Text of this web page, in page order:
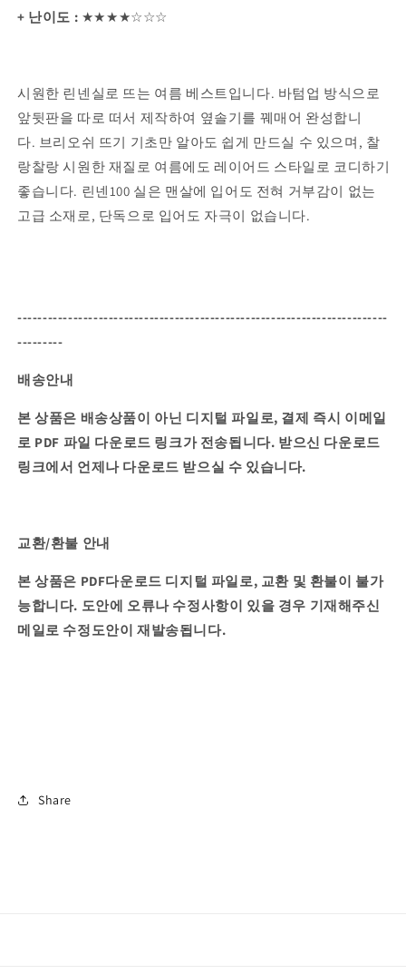
+ 난이도 : ★★★★☆☆☆
시원한 린넨실로 뜨는 여름 베스트입니다. 바텀업 방식으로
앞뒷판을 따로 떠서 제작하여 옆솔기를 꿰매어 완성합니
다. 브리오쉬 뜨기 기초만 알아도 쉽게 만드실 수 있으며, 찰
랑찰랑 시원한 재질로 여름에도 레이어드 스타일로 코디하기
좋습니다. 린넨100 실은 맨살에 입어도 전혀 거부감이 없는
고급 소재로, 단독으로 입어도 자극이 없습니다.
-------------------------------------------------------------------------
---------
배송안내
본 상품은 배송상품이 아닌 디지털 파일로, 결제 즉시 이메일
로 PDF 파일 다운로드 링크가 전송됩니다. 받으신 다운로드
링크에서 언제나 다운로드 받으실 수 있습니다.
교환/환불 안내
본 상품은 PDF다운로드 디지털 파일로, 교환 및 환불이 불가
능합니다. 도안에 오류나 수정사항이 있을 경우 기재해주신
메일로 수정도안이 재발송됩니다.
Share